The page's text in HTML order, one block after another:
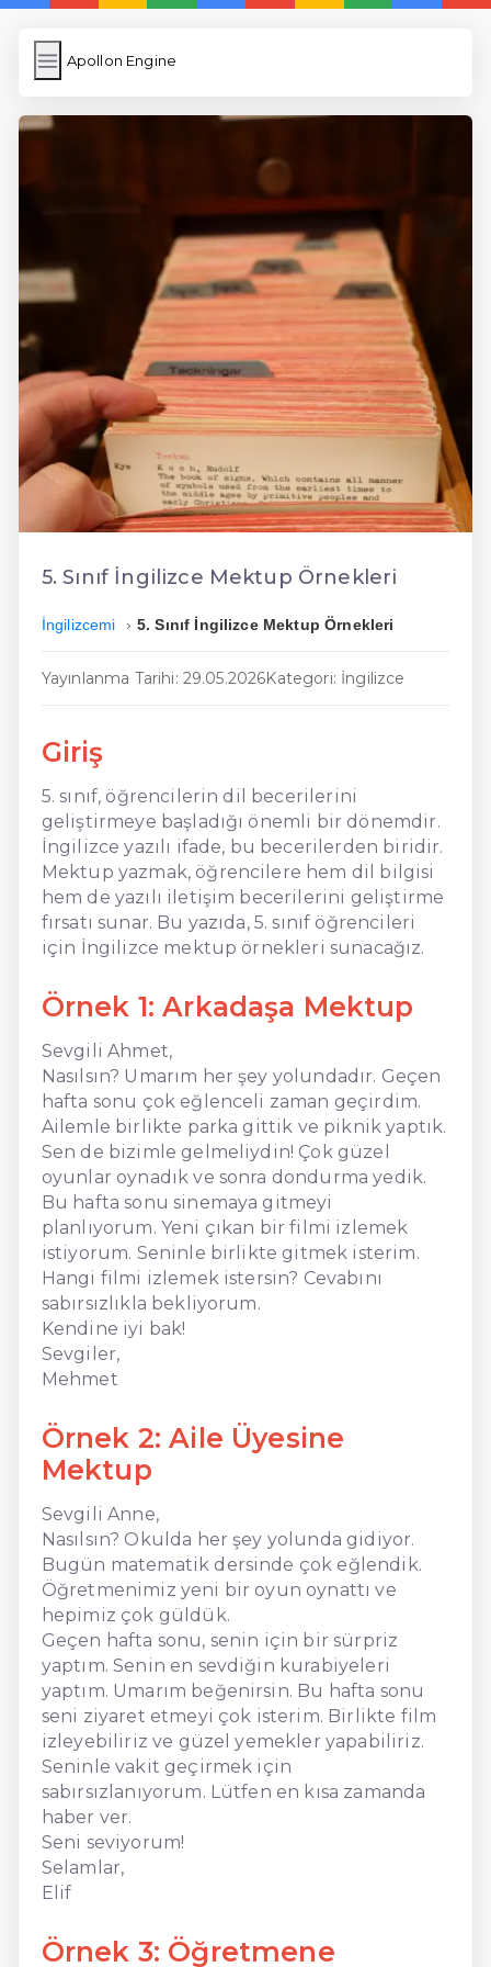
Apollon Engine
Apollon Engine
Wordpress Cache
İngilizce Uygulamaları
5 Günde İngilizce
İngilizce
Dil Eğitimi
En Hızlı İngilizce
En Kolay İngilizce
En Ucuz İngilizce
En Uygun İngilizce
5. Sınıf İngilizce Mektup Örnekleri
İngilizcemi 5. Sınıf İngilizce Mektup Örnekleri
Yayınlanma Tarihi: 29.05.2026Kategori: İngilizce
Giriş
5. sınıf, öğrencilerin dil becerilerini
geliştirmeye başladığı önemli bir dönemdir.
İngilizce yazılı ifade, bu becerilerden biridir.
Mektup yazmak, öğrencilere hem dil bilgisi
hem de yazılı iletişim becerilerini geliştirme
fırsatı sunar. Bu yazıda, 5. sınıf öğrencileri
için İngilizce mektup örnekleri sunacağız.
Örnek 1: Arkadaşa Mektup
Sevgili Ahmet,
Nasılsın? Umarım her şey yolundadır. Geçen
hafta sonu çok eğlenceli zaman geçirdim.
Ailemle birlikte parka gittik ve piknik yaptık.
Sen de bizimle gelmeliydin! Çok güzel
oyunlar oynadık ve sonra dondurma yedik.
Bu hafta sonu sinemaya gitmeyi
planlıyorum. Yeni çıkan bir filmi izlemek
istiyorum. Seninle birlikte gitmek isterim.
Hangi filmi izlemek istersin? Cevabını
sabırsızlıkla bekliyorum.
Kendine iyi bak!
Sevgiler,
Mehmet
Örnek 2: Aile Üyesine
Mektup
Sevgili Anne,
Nasılsın? Okulda her şey yolunda gidiyor.
Bugün matematik dersinde çok eğlendik.
Öğretmenimiz yeni bir oyun oynattı ve
hepimiz çok güldük.
Geçen hafta sonu, senin için bir sürpriz
yaptım. Senin en sevdiğin kurabiyeleri
yaptım. Umarım beğenirsin. Bu hafta sonu
seni ziyaret etmeyi çok isterim. Birlikte film
izleyebiliriz ve güzel yemekler yapabiliriz.
Seninle vakit geçirmek için
sabırsızlanıyorum. Lütfen en kısa zamanda
haber ver.
Seni seviyorum!
Selamlar,
Elif
Örnek 3: Öğretmene